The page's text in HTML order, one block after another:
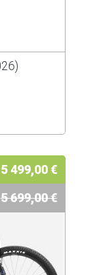
5 499,00 €
5 699,00 €